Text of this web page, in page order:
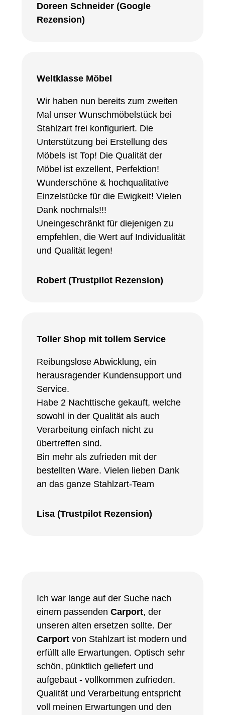
Doreen Schneider (Google
Rezension)
Weltklasse Möbel
Wir haben nun bereits zum zweiten
Mal unser Wunschmöbelstück bei
Stahlzart frei konfiguriert. Die
Unterstützung bei Erstellung des
Möbels ist Top! Die Qualität der
Möbel ist exzellent, Perfektion!
Wunderschöne & hochqualitative
Einzelstücke für die Ewigkeit! Vielen
Dank nochmals!!!
Uneingeschränkt für diejenigen zu
empfehlen, die Wert auf Individualität
und Qualität legen!
Robert (Trustpilot Rezension)
Toller Shop mit tollem Service
Reibungslose Abwicklung, ein
herausragender Kundensupport und
Service.
Habe 2 Nachttische gekauft, welche
sowohl in der Qualität als auch
Verarbeitung einfach nicht zu
übertreffen sind.
Bin mehr als zufrieden mit der
bestellten Ware. Vielen lieben Dank
an das ganze Stahlzart-Team
Lisa (Trustpilot Rezension)
Ich war lange auf der Suche nach
einem passenden Carport, der
unseren alten ersetzen sollte. Der
Carportvon Stahlzart ist modern und
erfüllt alle Erwartungen. Optisch sehr
schön, pünktlich geliefert und
aufgebaut - vollkommen zufrieden.
Qualität und Verarbeitung entspricht
voll meinen Erwartungen und den